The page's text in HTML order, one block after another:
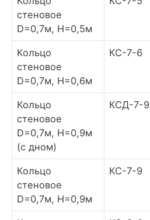
стеновое
D=0,7м, H=0,5м
Кольцо
стеновое
D=0,7м, H=0,6м
КС-7-6
Кольцо
стеновое
D=0,7м, H=0,9м
(с дном)
КСД-7-9
Кольцо
стеновое
D=0,7м, H=0,9м
КС-7-9